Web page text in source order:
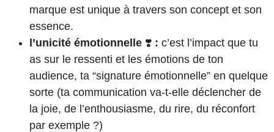
marque est unique à travers son concept et son
essence.
l’unicité émotionnelle ❣️ : c’est l’impact que tu
as sur le ressenti et les émotions de ton
audience, ta “signature émotionnelle” en quelque
sorte (ta communication va-t-elle déclencher de
la joie, de l’enthousiasme, du rire, du réconfort
par exemple ?)